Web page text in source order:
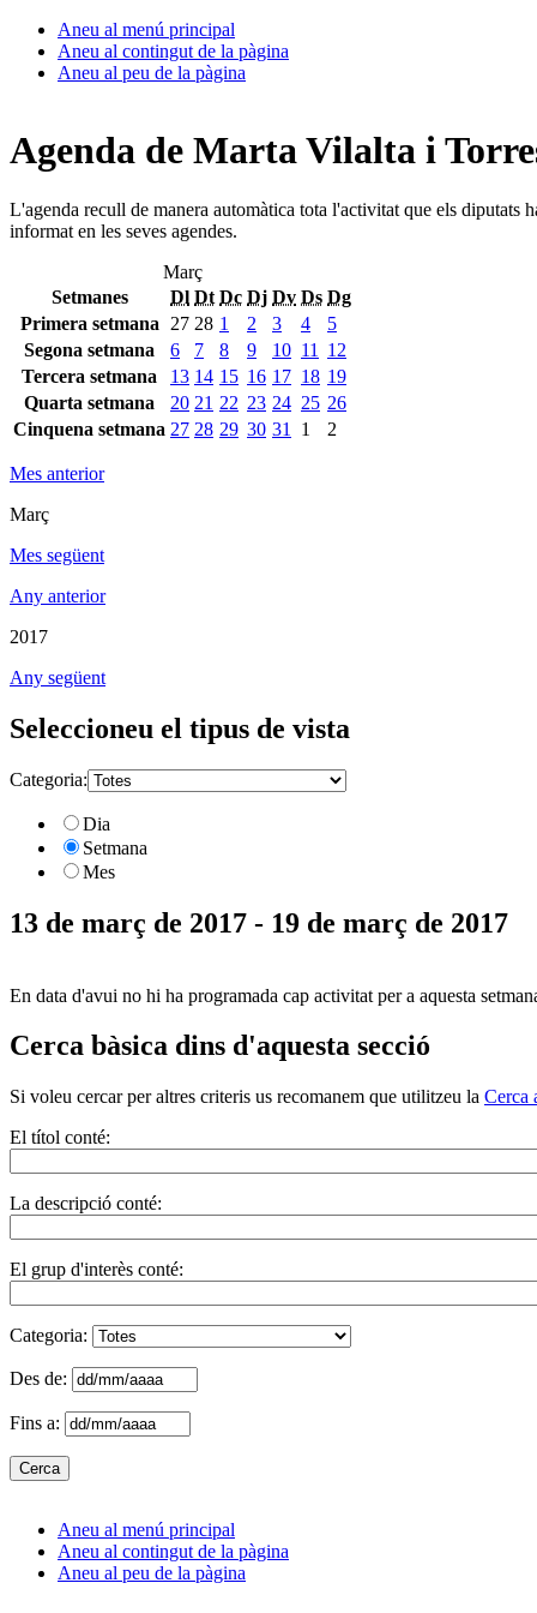
Aneu al menú principal
Aneu al contingut de la pàgina
Aneu al peu de la pàgina
Agenda de Marta Vilalta i
L'agenda recull de manera automàtica tota l'activitat que els diputats
informat en les seves agendes.
Març
Setmanes
Dl Dt Dc Dj Dv Ds Dg
Primera setmana
27 28 1 2 3 4
5
Segona setmana
6 7 8 9 10 11
12
Tercera setmana
13 14 15 16 17 18 19
Quarta setmana
20 21 22 23 24 25 26
Cinquena setmana 27 28 29 30 31 1 2
Mes anterior
Març
Mes següent
Any anterior
2017
Any següent
Seleccioneu el tipus de vista
Categoria:
Dia
Setmana
Mes
13 de març de 2017 - 19 de març de 2017
En data d'avui no hi ha programada cap activitat per a aquesta
Cerca bàsica dins d'aquesta secció
Si voleu cercar per altres criteris us recomanem que utilitzeu la Cerca
El títol conté:
La descripció conté:
El grup d'interès conté:
Categoria:
Des de:
Fins a:
Aneu al menú principal
Aneu al contingut de la pàgina
Aneu al peu de la pàgina